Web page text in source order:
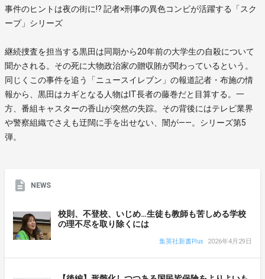
事件のヒントは夜の街に!? 記者×刑事の異色コンビが活躍する「スク
ープ」シリーズ
継続捜査を担当する黒田は同期から20年前の大学生の自殺について
聞かされる。その死に大物政治家の贈収賄が関わっているという。
同じくこの事件を追う「ニュースイレブン」の報道記者・布施の情
報から、黒田はカギとなる人物はIT長者の藤巻だと目算する。一
方、番組キャスターの香山が突然の失踪。その背後にはテレビ業界
や警察組織でさえも迂闊に手を出せない、闇が――。シリーズ第5
弾。
NEWS
校則、不登校、いじめ…生徒も教師も苦しめる学校
の理不尽を取り除くには
集英社新書Plus 2026年4月29日